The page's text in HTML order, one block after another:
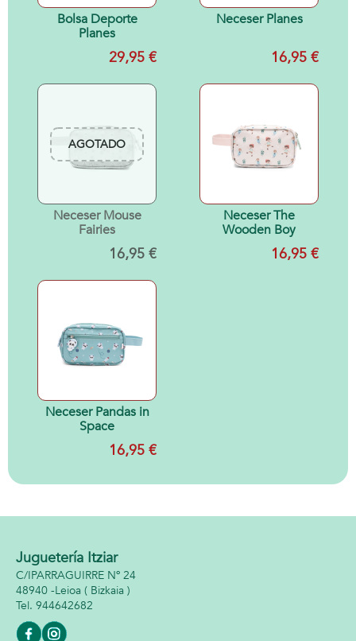
Bolsa Deporte
Planes
29,95 €
Neceser Planes
16,95 €
AGOTADO
Neceser Mouse
Fairies
16,95 €
Neceser The
Wooden Boy
16,95 €
Neceser Pandas in
Space
16,95 €
Juguetería Itziar
C/IPARRAGUIRRE Nº 24
48940 -Leioa ( Bizkaia )
944642682